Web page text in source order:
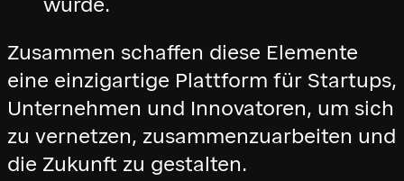
Zusammen schaffen diese Elemente
eine einzigartige Plattform für Startups,
Unternehmen und Innovatoren, um sich
zu vernetzen, zusammenzuarbeiten und
die Zukunft zu gestalten.